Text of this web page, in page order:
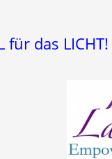
für das LICHT!